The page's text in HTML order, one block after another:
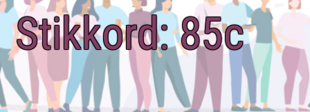
Stikkord:85c